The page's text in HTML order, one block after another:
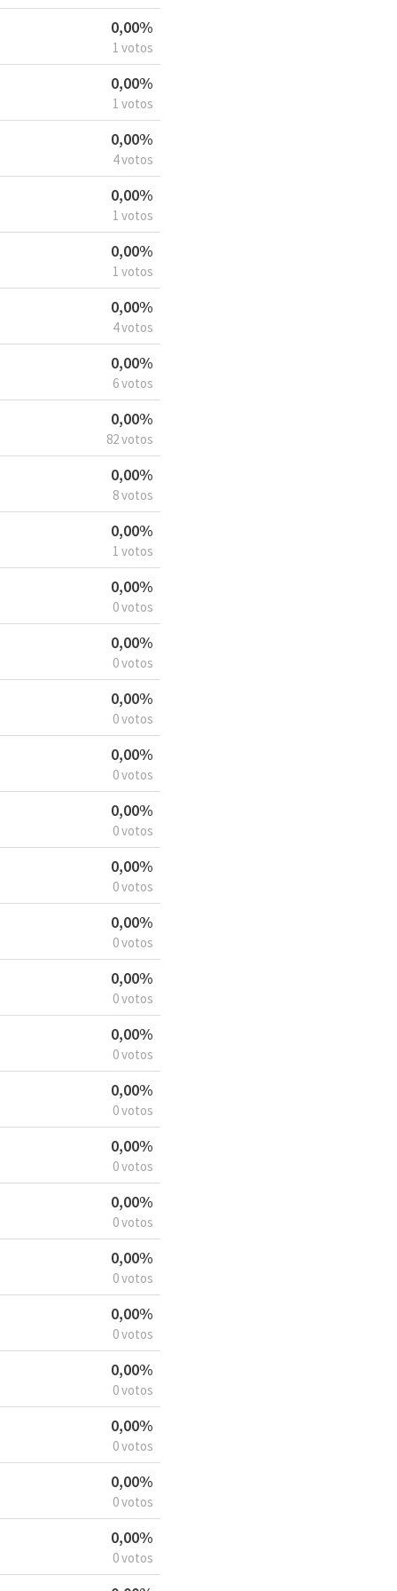
0,00%
1 votos
0,00%
1 votos
0,00%
4 votos
0,00%
1 votos
0,00%
1 votos
0,00%
4 votos
0,00%
6 votos
0,00%
82 votos
0,00%
8 votos
0,00%
1 votos
0,00%
0 votos
0,00%
0 votos
0,00%
0 votos
0,00%
0 votos
0,00%
0 votos
0,00%
0 votos
0,00%
0 votos
0,00%
0 votos
0,00%
0 votos
0,00%
0 votos
0,00%
0 votos
0,00%
0 votos
0,00%
0 votos
0,00%
0 votos
0,00%
0 votos
0,00%
0 votos
0,00%
0 votos
0,00%
0 votos